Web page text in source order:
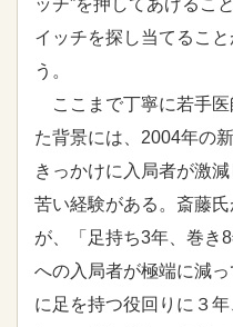
ッチ”を押してあげるこ
イッチを探し当てるこ
う。
ここまで丁寧に若手医
た背景には、2004年の
きっかけに入局者が激
苦い経験がある。斎藤
が、「足持ち3年、巻き
への入局者が極端に減
に足を持つ役回りに３